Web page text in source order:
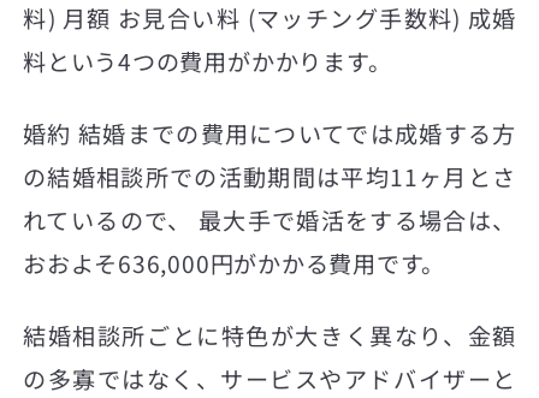
料) 月額 お見合い料 (マッチング手数料) 成婚
料という4つの費用がかかります。
婚約 結婚までの費用についてでは成婚する方
の結婚相談所での活動期間は平均11ヶ月とさ
れているので、 最大手で婚活をする場合は、
おおよそ636,000円がかかる費用です。
結婚相談所ごとに特色が大きく異なり、金額
の多寡ではなく、サービスやアドバイザーと